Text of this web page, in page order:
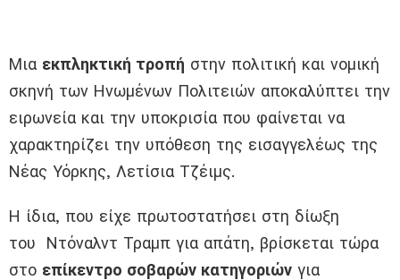
Μια εκπληκτική τροπή στην πολιτική και νομική
σκηνή των Ηνωμένων Πολιτειών αποκαλύπτει την
ειρωνεία και την υποκρισία που φαίνεται να
χαρακτηρίζει την υπόθεση της εισαγγελέως της
Νέας Υόρκης, Λετίσια Τζέιμς.
Η ίδια, που είχε πρωτοστατήσει στη δίωξη
του Ντόναλντ Τραμπ για απάτη, βρίσκεται τώρα
στο επίκεντρο σοβαρών κατηγοριών για